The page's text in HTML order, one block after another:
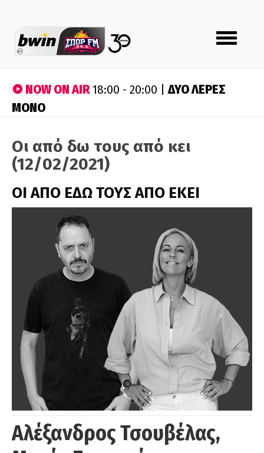
Toggle
navigation
NOW ON AIR18:00 - 20:00 |ΔΥΟ ΛΕΡΕΣ
ΜΟΝΟ
Οι από δω τους από κει
(12/02/2021)
ΟΙ ΑΠΟ ΕΔΩ ΤΟΥΣ ΑΠΟ ΕΚΕΙ
Αλέξανδρος Τσουβέλας,